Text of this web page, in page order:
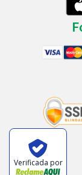
Verificada por